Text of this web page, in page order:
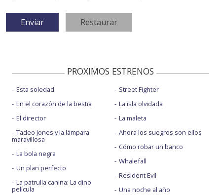
PROXIMOS ESTRENOS
Esta soledad
En el corazón de la bestia
El director
Tadeo Jones y la lámpara
maravillosa
La bola negra
Un plan perfecto
La patrulla canina: La dino
película
Street Fighter
La isla olvidada
La maleta
Ahora los suegros son ellos
Cómo robar un banco
Whalefall
Resident Evil
Una noche al año